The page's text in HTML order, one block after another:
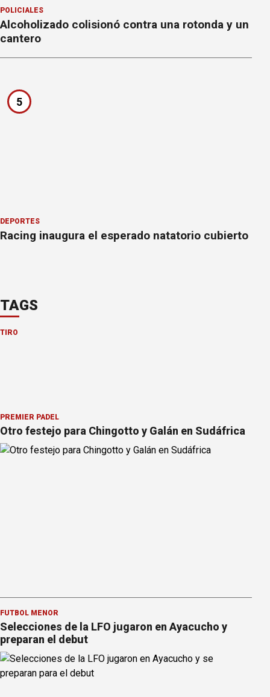
POLICIALES
Alcoholizado colisionó contra una rotonda y un
cantero
5
DEPORTES
Racing inaugura el esperado natatorio cubierto
TAGS
TIRO
PREMIER PÁDEL
Otro festejo para Chingotto y Galán en Sudáfrica
FÚTBOL MENOR
Selecciones de la LFO jugaron en Ayacucho y
preparan el debut